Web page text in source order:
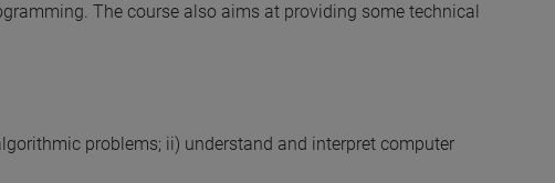
The course also aims at providing some technical
problems; ii) understand and interpret computer